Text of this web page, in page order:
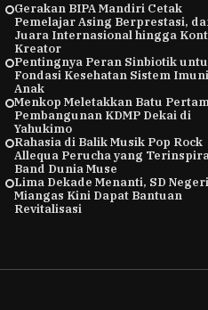
Gerakan BIPA Mandiri Cetak
Pemelajar Asing Berprestasi,
Juara Internasional hingga
Kreator
Pentingnya Peran Sinbiotik
Fondasi Kesehatan Sistem
Anak
Menkop Meletakkan Batu
Pembangunan KDMP Dekai di
Yahukimo
Rahasia di Balik Musik Pop Rock
Allequa Perucha yang
Band Dunia Muse
Lima Dekade Menanti, SD Negeri
Miangas Kini Dapat Bantuan
Revitalisasi